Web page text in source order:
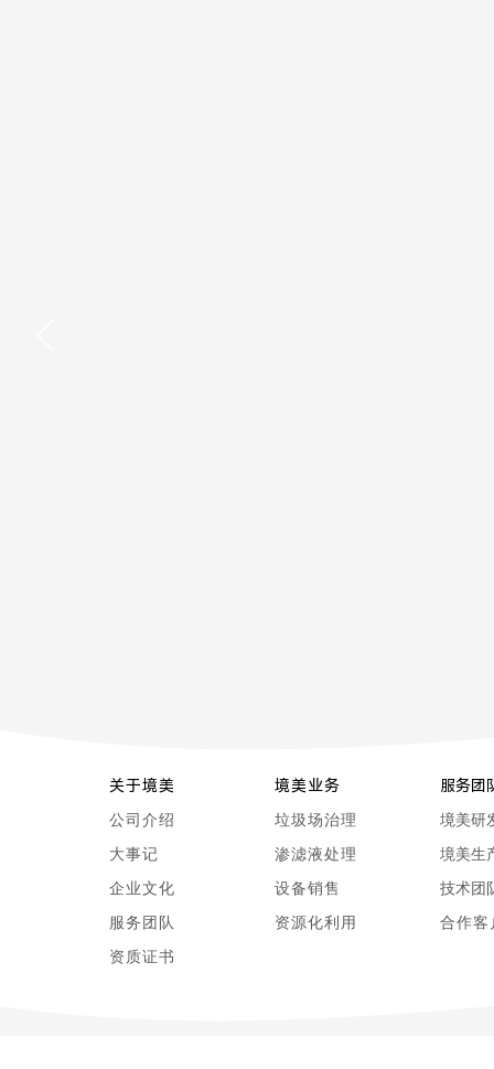
关于境美
公司介绍
大事记
企业文化
服务团队
资质证书
境美业务
垃圾场治理
渗滤液处理
设备销售
资源化利用
服务团
境美研
境美生
技术团
合作客